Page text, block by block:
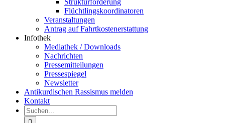
Strukturförderung
Flüchtlingskoordinatoren
Veranstaltungen
Antrag auf Fahrtkostenerstattung
Infothek
Mediathek / Downloads
Nachrichten
Pressemitteilungen
Pressespiegel
Newsletter
Antikurdischen Rassismus melden
Kontakt
Suche
nach: